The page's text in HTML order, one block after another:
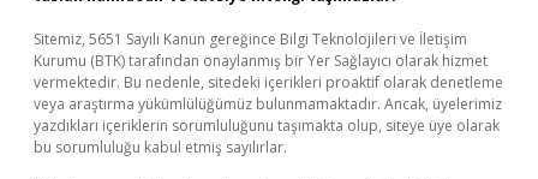
Sitemiz, 5651 Sayılı Kanun gereğince Bilgi Teknolojileri ve İletişim
Kurumu (BTK) tarafından onaylanmış bir Yer Sağlayıcı olarak hizmet
vermektedir. Bu nedenle, sitedeki içerikleri proaktif olarak denetleme
veya araştırma yükümlülüğümüz bulunmamaktadır. Ancak, üyelerimiz
yazdıkları içeriklerin sorumluluğunu taşımakta olup, siteye üye olarak
bu sorumluluğu kabul etmiş sayılırlar.